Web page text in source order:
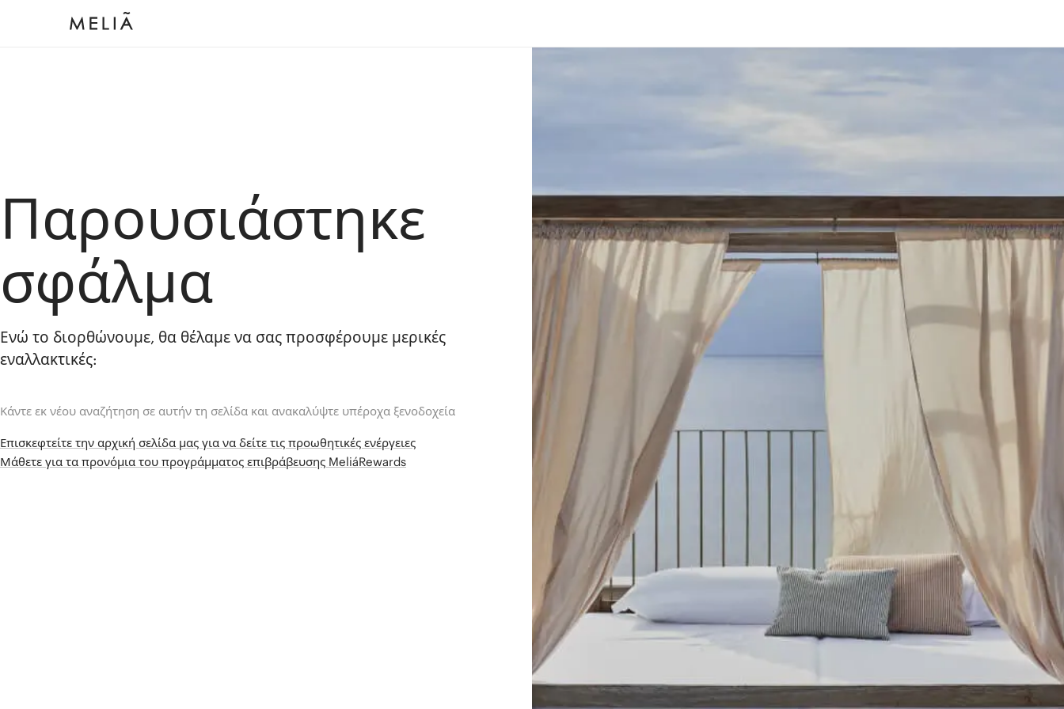
Παρουσιάστηκε
σφάλμα
Ενώ το διορθώνουμε, θα θέλαμε να σας προσφέρουμε μερικές
εναλλακτικές:
Κάντε εκ νέου αναζήτηση σε αυτήν τη σελίδα και ανακαλύψτε υπέροχα ξενοδοχεία
Επισκεφτείτε την αρχική σελίδα μας για να δείτε τις προωθητικές ενέργειες
Μάθετε για τα προνόμια του προγράμματος επιβράβευσης MeliáRewards